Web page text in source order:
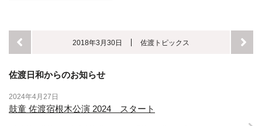
2018年3月30日 佐渡トピックス
佐渡日和からのお知らせ
2024年4月27日
鼓童 佐渡宿根木公演 2024 スタート